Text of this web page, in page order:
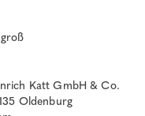
Katt GmbH & Co.
Oldenburg